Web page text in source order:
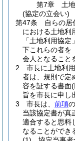
第7章
土
(協定の立会い)
第47条
自らの
における土地利
「土地利用協
下これらの者を
会人となること
2
市長に土地利
者は、規則で定
容を証する書面(
旨を市長に申し
3
市長は、 前項
当該協定書が真
適合すると思料
なることができ